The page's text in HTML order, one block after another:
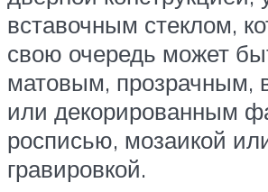
вставочным стеклом,
свою очередь может
матовым, прозрачным,
или декорированным
росписью, мозаикой
гравировкой.